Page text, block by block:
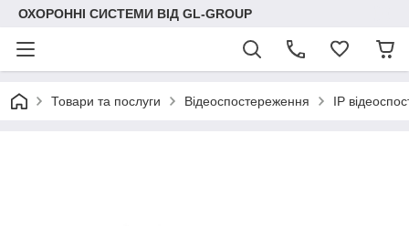
ОХОРОННІ СИСТЕМИ ВІД GL-GROUP
Товари та послуги Відеоспостереження IP